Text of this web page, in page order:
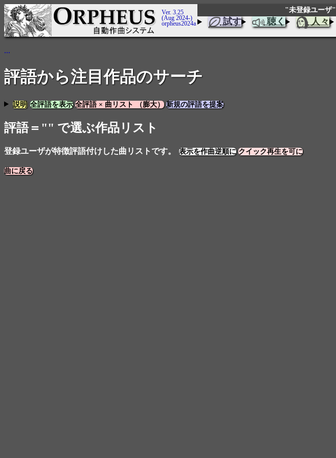
Ver. 3.25
(Aug 2024-)
orpheus2024a
"未登録ユーザ"
試す 聴く 人々
...
評語から注目作品のサーチ
説明 全評語を表示 全評語 × 曲リスト （膨大） 新規の評語を提案
評語＝"" で選ぶ作品リスト
登録ユーザが特徴評語付けした曲リストです。 表示を作曲逆順に クイック再生を可に
曲に戻る